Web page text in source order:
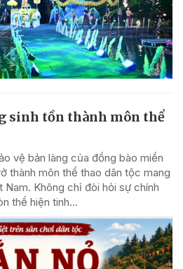
sinh tồn thành môn thể
vệ bản làng của đồng bào miền
thành môn thể thao dân tộc mang
Nam. Không chỉ đòi hỏi sự chính
thể hiện tinh...